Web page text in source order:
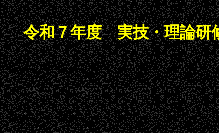
令和７年度 実技・理論研